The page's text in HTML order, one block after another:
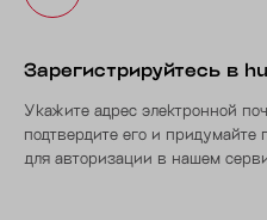
Зарегистрируйтесь в
Укажите адрес электронной
подтвердите его и придумайте
для авторизации в нашем